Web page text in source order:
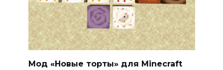
Мод «Новые торты» для Minecraft